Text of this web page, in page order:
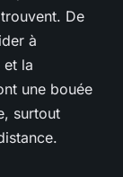
De
à
la
une bouée
surtout